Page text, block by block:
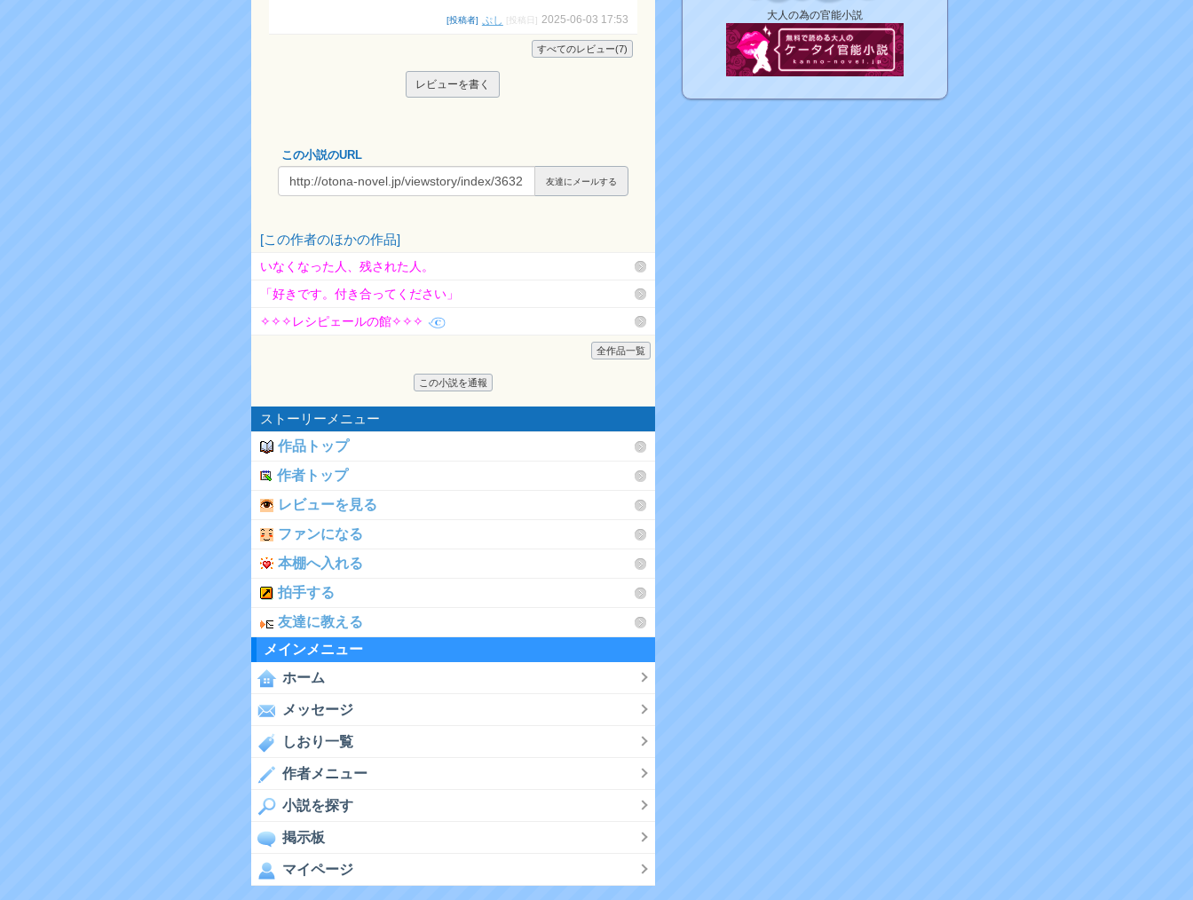
[投稿者] ぷし [投稿日] 2025-06-03 17:53
すべてのレビュー(7)
レビューを書く
この小説のURL
友達にメールする
[この作者のほかの作品]
いなくなった人、残された人。
「好きです。付き合ってください」
✧✧✧レシピェールの館✧✧✧
全作品一覧
この小説を通報
ストーリーメニュー
作品トップ
作者トップ
レビューを見る
ファンになる
本棚へ入れる
拍手する
友達に教える
メインメニュー
ホーム
メッセージ
しおり一覧
作者メニュー
小説を探す
掲示板
マイページ
リ
大人の為の官能小説